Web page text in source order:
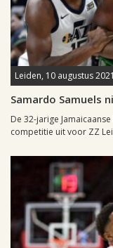
Leiden, 10 augustus
Samardo Samuels
De 32-jarige
competitie uit voor ZZ